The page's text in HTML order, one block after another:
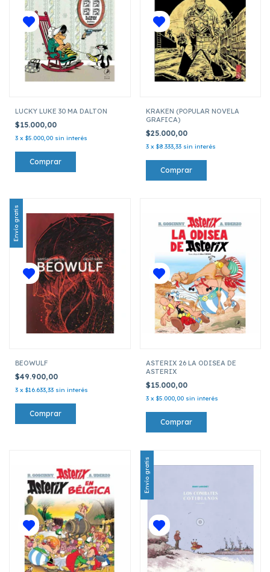
LUCKY LUKE 30 MA DALTON
$15.000,00
3 x $5.000,00 sin interés
KRAKEN (POPULAR NOVELA
GRAFICA)
$25.000,00
3 x $8.333,33 sin interés
Envío gratis
BEOWULF
$49.900,00
3 x $16.633,33 sin interés
ASTERIX 26 LA ODISEA DE
ASTERIX
$15.000,00
3 x $5.000,00 sin interés
Envío gratis